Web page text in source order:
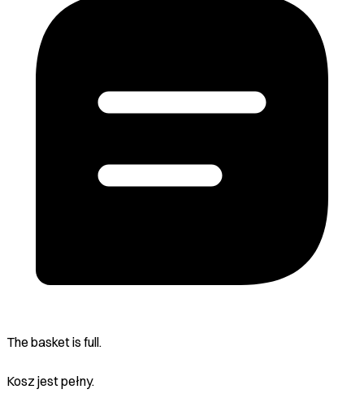
The basket is full.
Kosz jest pełny.